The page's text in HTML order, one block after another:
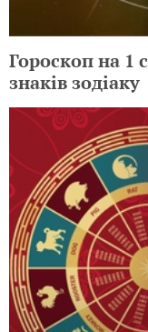
Гороскоп на 1
знаків зодіаку